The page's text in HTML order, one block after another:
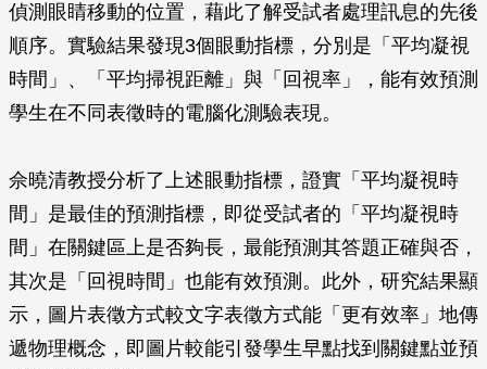
偵測眼睛移動的位置，藉此了解受試者處理訊息的先後
順序。實驗結果發現3個眼動指標，分別是「平均凝視
時間」、「平均掃視距離」與「回視率」，能有效預測
學生在不同表徵時的電腦化測驗表現。
佘曉清教授分析了上述眼動指標，證實「平均凝視時
間」是最佳的預測指標，即從受試者的「平均凝視時
間」在關鍵區上是否夠長，最能預測其答題正確與否，
其次是「回視時間」也能有效預測。此外，研究結果顯
示，圖片表徵方式較文字表徵方式能「更有效率」地傳
遞物理概念，即圖片較能引發學生早點找到關鍵點並預